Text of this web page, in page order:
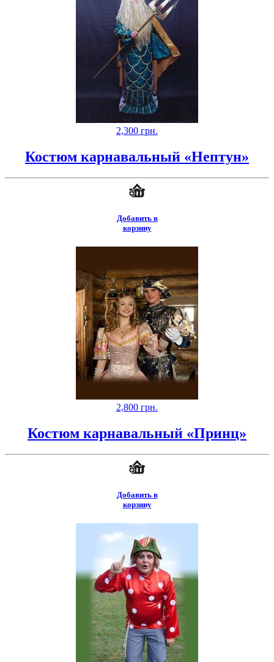
2,300 грн.
Костюм карнавальный «Нептун»
Добавить в
корзину
2,800 грн.
Костюм карнавальный «Принц»
Добавить в
корзину